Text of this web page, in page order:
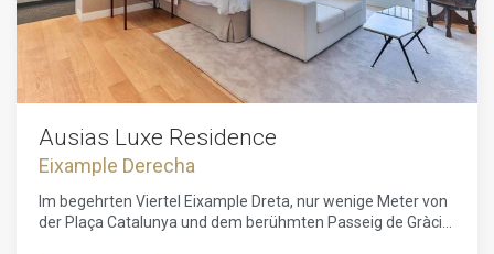
Ausias Luxe Residence
Eixample Derecha
Im begehrten Viertel Eixample Dreta, nur wenige Meter von
der Plaça Catalunya und dem berühmten Passeig de Gràcia